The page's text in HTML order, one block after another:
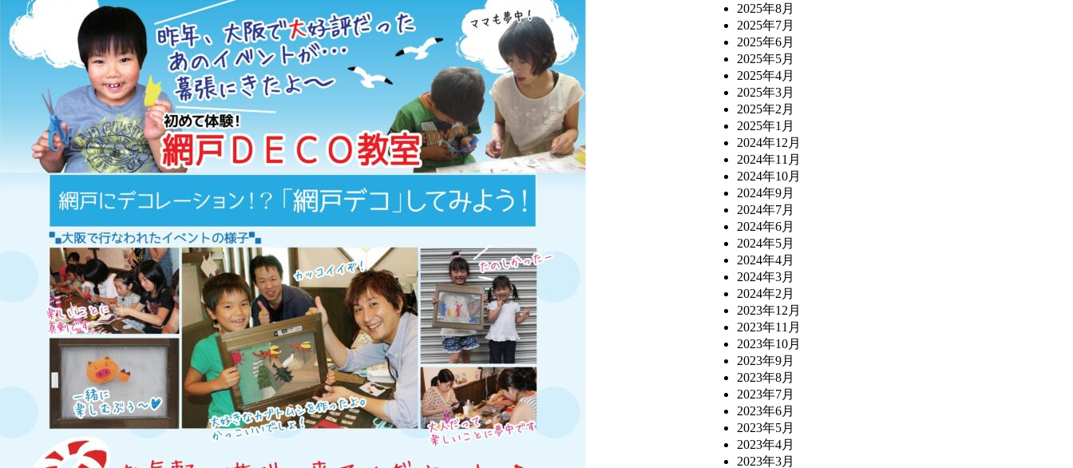
2025年8月
2025年7月
2025年6月
2025年5月
2025年4月
2025年3月
2025年2月
2025年1月
2024年12月
2024年11月
2024年10月
2024年9月
2024年7月
2024年6月
2024年5月
2024年4月
2024年3月
2024年2月
2023年12月
2023年11月
2023年10月
2023年9月
2023年8月
2023年7月
2023年6月
2023年5月
2023年4月
2023年3月